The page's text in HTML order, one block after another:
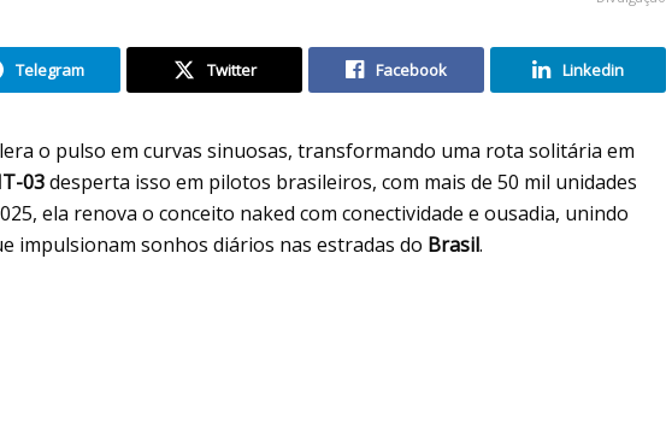
Telegram Twitter Facebook Linkedin
o pulso em curvas sinuosas, transformando uma rota solitária em
03desperta isso em pilotos brasileiros, com mais de 50 mil unidades
ela renova o conceito naked com conectividade e ousadia, unindo
impulsionam sonhos diários nas estradas do Brasil.